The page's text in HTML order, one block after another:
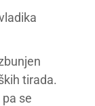
tirada.
se